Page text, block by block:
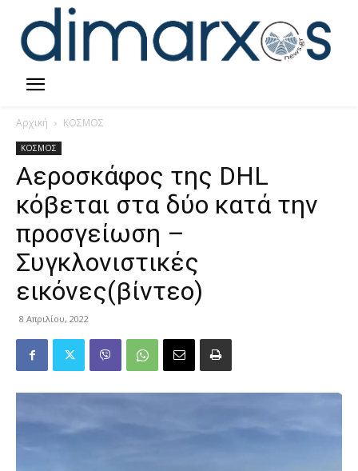
Αρχική ΚΟΣΜΟΣ
ΚΟΣΜΟΣ
Αεροσκάφος της DHL
κόβεται στα δύο κατά την
προσγείωση –
Συγκλονιστικές
εικόνες(βίντεο)
8 Απριλίου, 2022